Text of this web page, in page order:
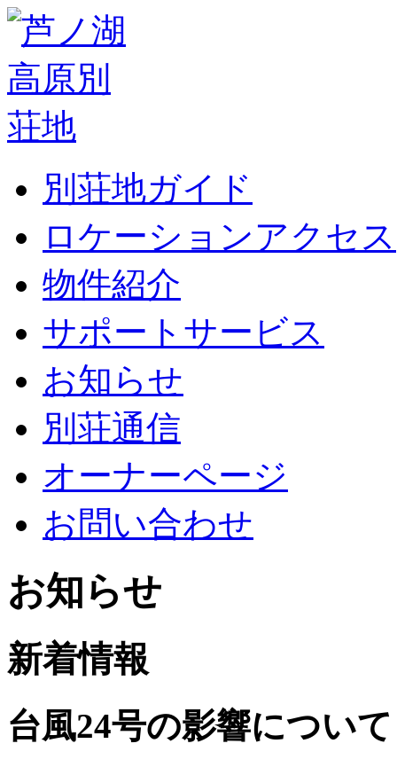
別荘地ガイド
ロケーションアクセス
物件紹介
サポートサービス
お知らせ
別荘通信
オーナーページ
お問い合わせ
お知らせ
新着情報
台風24号の影響について